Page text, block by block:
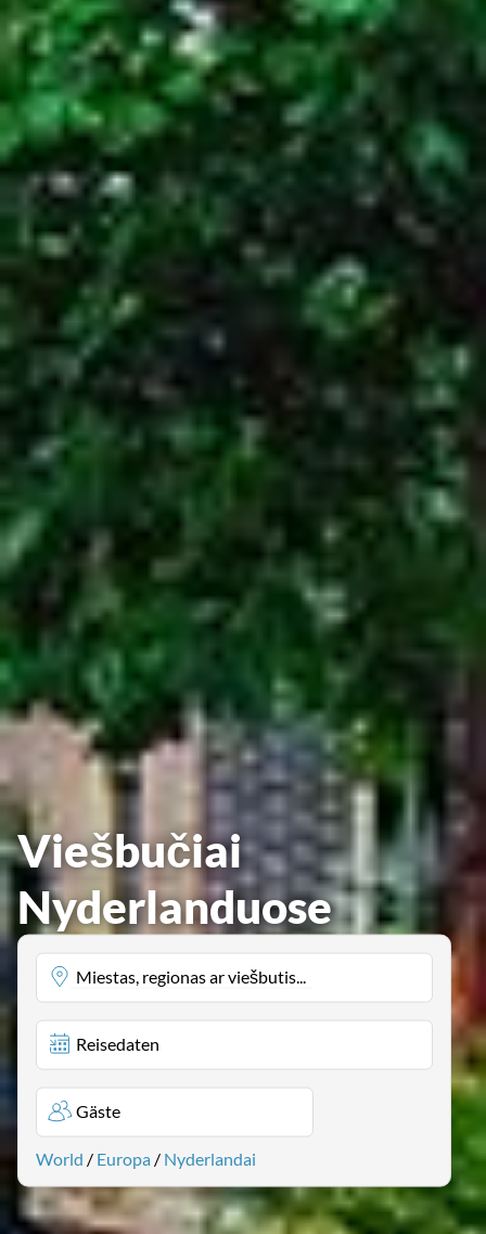
Viešbučiai
Nyderlanduose
Miestas, regionas ar viešbutis...
Reisedaten
Gäste
World / Europa / Nyderlandai